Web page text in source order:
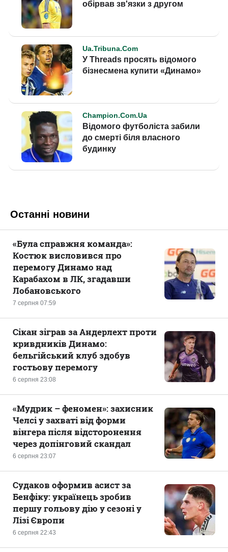
Останні новини
7 серпня 07:59
«Була справжня команда»:
Костюк висловився про
перемогу Динамо над
Карабахом в ЛК, згадавши
Лобановського
6 серпня 23:08
Сікан зіграв за Андерлехт проти
кривдників Динамо:
бельгійський клуб здобув
гостьову перемогу
6 серпня 23:07
«Мудрик – феномен»: захисник
Челсі у захваті від форми
вінгера після відсторонення
через допінговий скандал
6 серпня 22:43
Судаков оформив асист за
Бенфіку: українець зробив
першу гольову дію у сезоні у
Лізі Європи